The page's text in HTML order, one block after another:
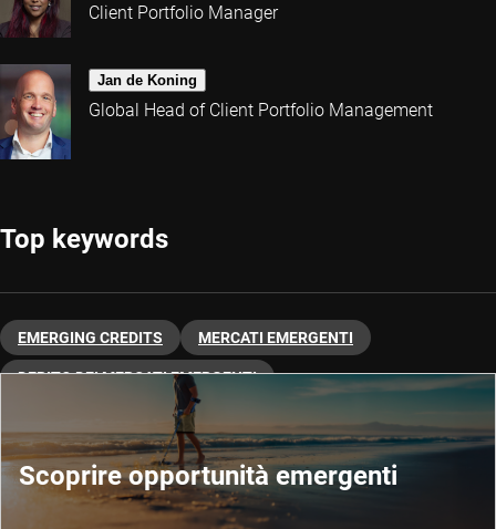
Client Portfolio Manager
Jan de Koning
Global Head of Client Portfolio Management
Top keywords
EMERGING CREDITS MERCATI EMERGENTI
DEBITO DEI MERCATI EMERGENTI
INVESTIMENTI QUANTITATIVI
Scoprire opportunità emergenti